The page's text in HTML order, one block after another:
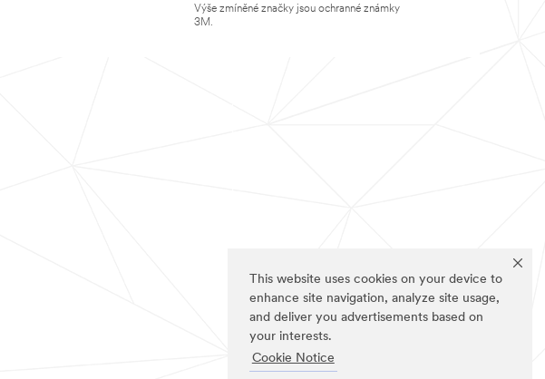
This website uses cookies on your device to
enhance site navigation, analyze site usage,
and deliver you advertisements based on
your interests.
Cookie Notice
Výše zmíněné značky jsou ochranné známky
3M.